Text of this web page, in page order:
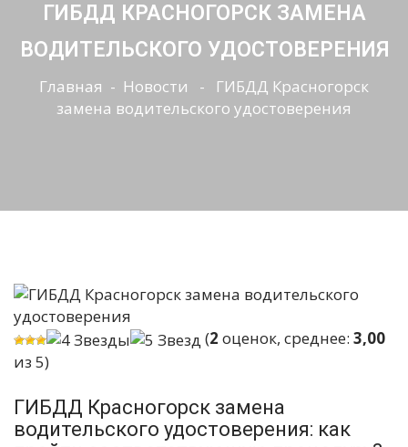
ГИБДД КРАСНОГОРСК ЗАМЕНА
ВОДИТЕЛЬСКОГО УДОСТОВЕРЕНИЯ
Главная - Новости - ГИБДД Красногорск
замена водительского удостоверения
(2 оценок, среднее: 3,00
из 5)
ГИБДД Красногорск замена
водительского удостоверения: как